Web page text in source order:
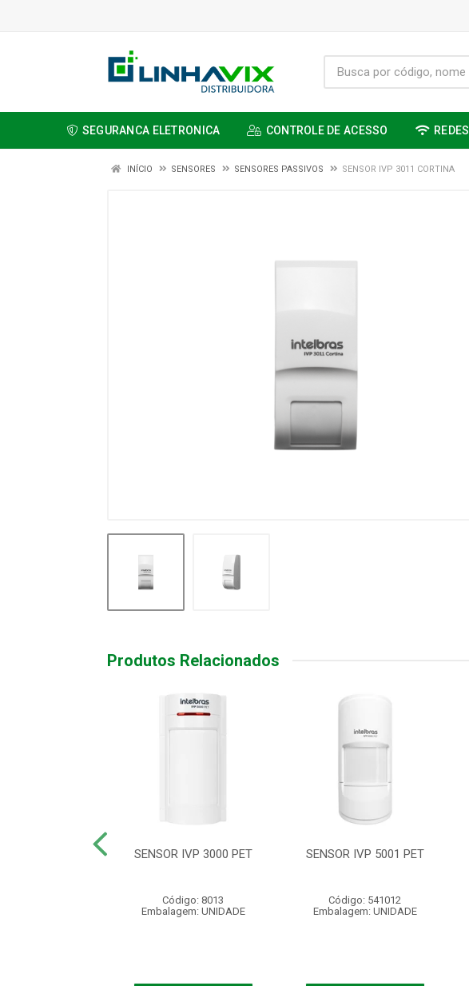
SEGURANCA ELETRONICA CONTROLE DE ACESSO REDES
INÍCIO SENSORES SENSORES PASSIVOS SENSOR IVP 3011 CORTINA
Produtos Relacionados
SENSOR IVP 3000 PET
Código: 8013
Embalagem: UNIDADE
SENSOR IVP 5001 PET
Código: 541012
Embalagem: UNIDADE